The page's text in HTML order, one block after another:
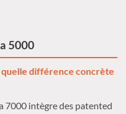
5000
quelle différence concrète
7000 intègre des patented